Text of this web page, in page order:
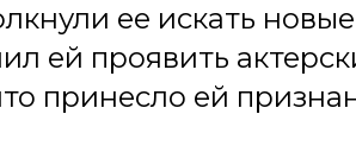
ее искать
ей проявить
принесло ей